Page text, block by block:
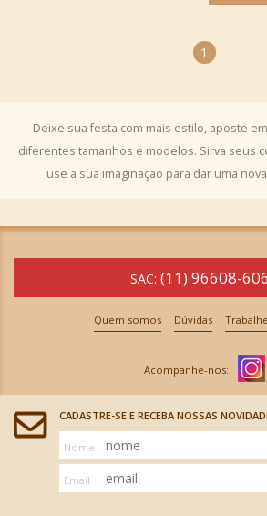
1
Deixe sua festa com mais estilo, aposte
diferentes tamanhos e modelos. Sirva seus
use a sua imaginação para dar uma
SAC: (11) 96608-
Quem somos Dúvidas
CADASTRE-SE E RECEBA NOSSAS
Nome
Email